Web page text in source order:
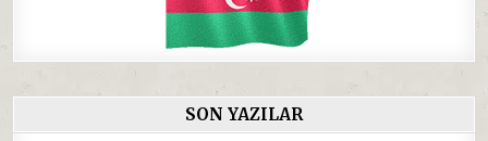
SON YAZILAR